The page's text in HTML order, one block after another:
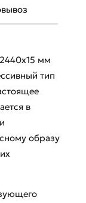
мм
тип
в
образу